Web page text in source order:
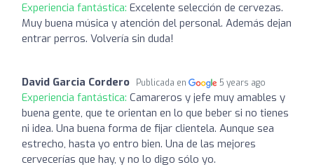
Experiencia fantástica: Excelente selección de cervezas.
Muy buena música y atención del personal. Además dejan
entrar perros. Volvería sin duda!
David Garcia Cordero Publicada en 5 years ago
Experiencia fantástica: Camareros y jefe muy amables y
buena gente, que te orientan en lo que beber si no tienes
ni idea. Una buena forma de fijar clientela. Aunque sea
estrecho, hasta yo entro bien. Una de las mejores
cervecerías que hay, y no lo digo sólo yo.